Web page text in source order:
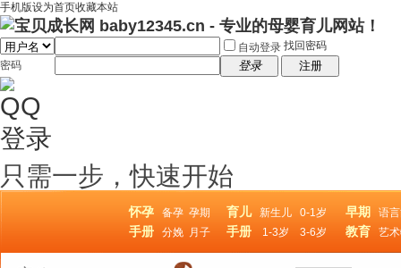
手机版设为首页收藏本站
自动登录 找回密码
密码
登录 注册
只需一步，快速开始
怀孕
手册
备孕 孕期
分娩 月子
育儿
手册
新生儿
0-1岁
1-3岁
3-6岁
早期
教育
语
艺